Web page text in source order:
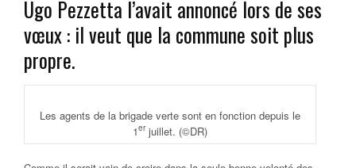
Ugo Pezzetta l’avait annoncé lors de ses
vœux : il veut que la commune soit plus
propre.
Les agents de la brigade verte sont en fonction depuis le
1erjuillet. (©DR)